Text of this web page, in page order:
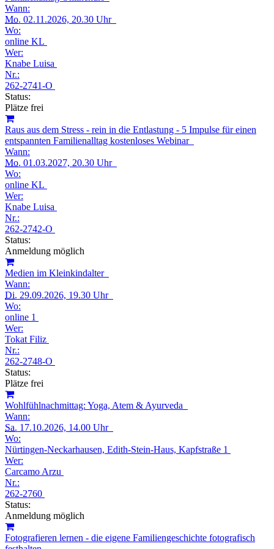
Wann:
Mo. 02.11.2026, 20.30 Uhr
Wo:
online KL
Wer:
Knabe Luisa
Nr.:
262-2741-O
Status:
Plätze frei
Raus aus dem Stress - rein in die Entlastung - 5 Impulse für einen
entspannten Familienalltag kostenloses Webinar
Wann:
Mo. 01.03.2027, 20.30 Uhr
Wo:
online KL
Wer:
Knabe Luisa
Nr.:
262-2742-O
Status:
Anmeldung möglich
Medien im Kleinkindalter
Wann:
Di. 29.09.2026, 19.30 Uhr
Wo:
online 1
Wer:
Tokat Filiz
Nr.:
262-2748-O
Status:
Plätze frei
Wohlfühlnachmittag: Yoga, Atem & Ayurveda
Wann:
Sa. 17.10.2026, 14.00 Uhr
Wo:
Nürtingen-Neckarhausen, Edith-Stein-Haus, Kapfstraße 1
Wer:
Carcamo Arzu
Nr.:
262-2760
Status:
Anmeldung möglich
Fotografieren lernen - die eigene Familiengeschichte fotografisch